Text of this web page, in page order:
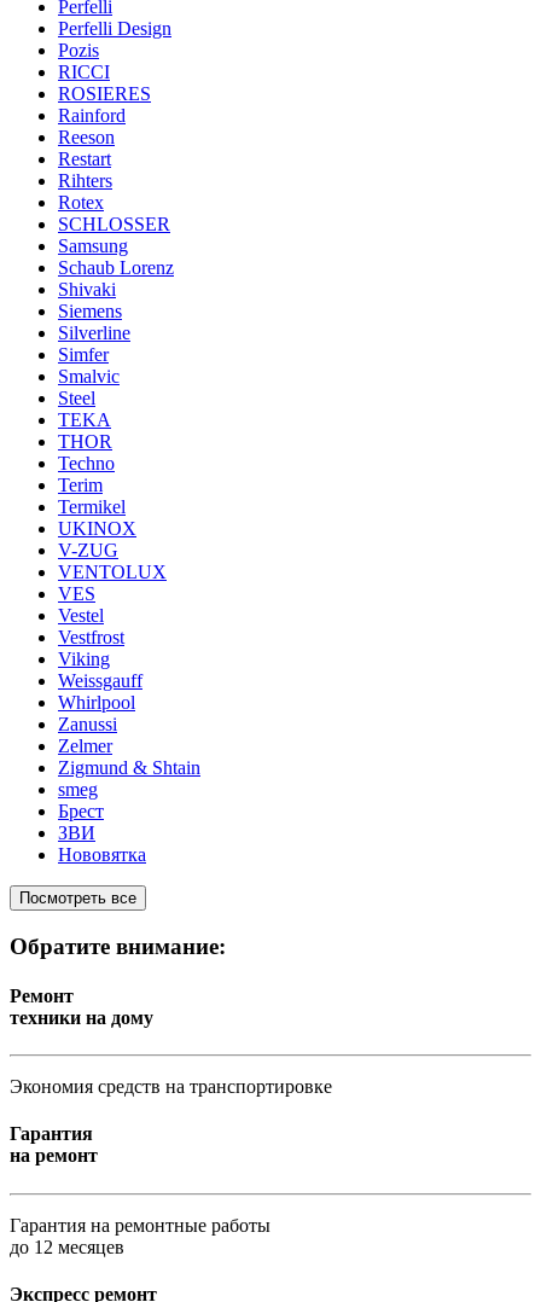
Perfelli
Perfelli Design
Pozis
RICCI
ROSIERES
Rainford
Reeson
Restart
Rihters
Rotex
SCHLOSSER
Samsung
Schaub Lorenz
Shivaki
Siemens
Silverline
Simfer
Smalvic
Steel
TEKA
THOR
Techno
Terim
Termikel
UKINOX
V-ZUG
VENTOLUX
VES
Vestel
Vestfrost
Viking
Weissgauff
Whirlpool
Zanussi
Zelmer
Zigmund & Shtain
smeg
Брест
ЗВИ
Нововятка
Посмотреть все
Обратите внимание:
Ремонт
техники на дому
Экономия средств на транспортировке
Гарантия
на ремонт
Гарантия на ремонтные работы
до 12 месяцев
Экспресс ремонт